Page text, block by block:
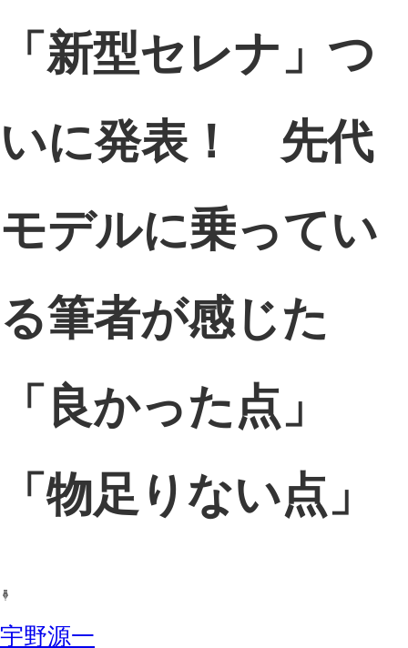
「新型セレナ」つ
いに発表！ 先代
モデルに乗ってい
る筆者が感じた
「良かった点」
「物足りない点」
宇野源一